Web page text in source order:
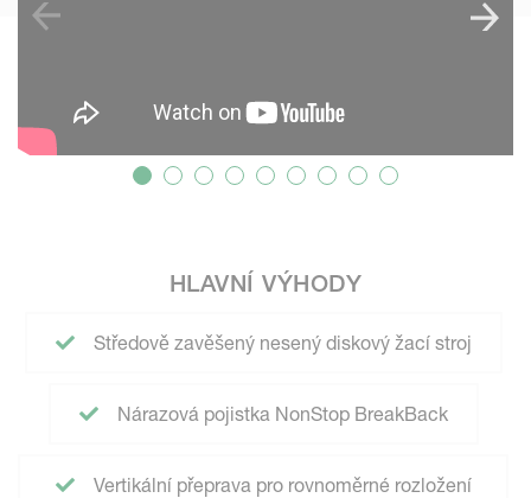
HLAVNÍ VÝHODY
Středově zavěšený nesený diskový žací stroj
Nárazová pojistka NonStop BreakBack
Vertikální přeprava pro rovnoměrné rozložení